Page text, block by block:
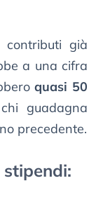
già
a una cifra
quasi 50
guadagna
precedente.